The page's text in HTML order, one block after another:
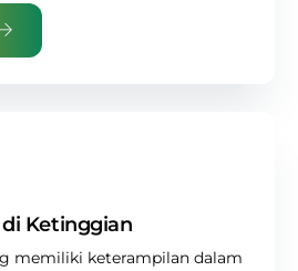
Ketinggian
memiliki keterampilan dalam